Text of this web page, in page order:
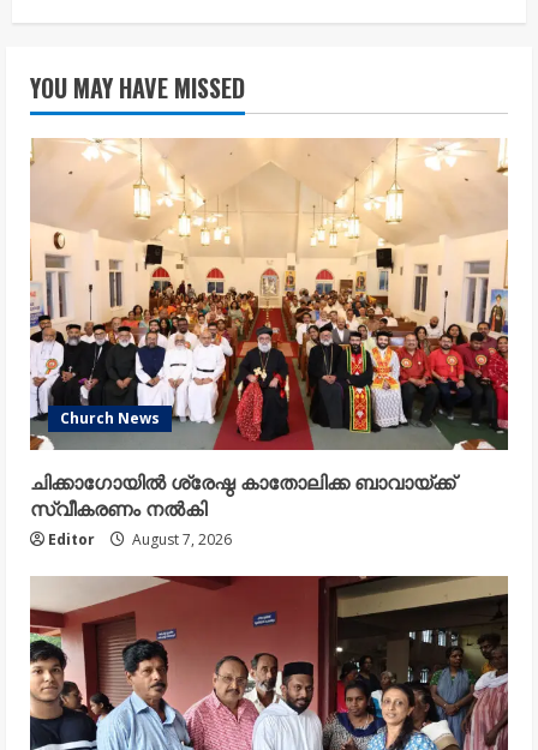
YOU MAY HAVE MISSED
Church News
ചിക്കാഗോയിൽ ശ്രേഷ്ഠ കാതോലിക്ക ബാവായ്ക്ക്
സ്വീകരണം നൽകി
Editor August 7, 2026